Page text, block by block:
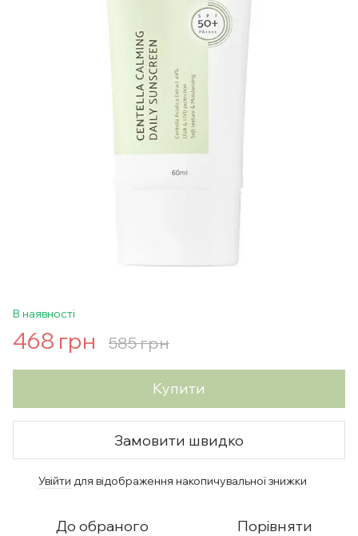
В наявності
468 грн 585 грн
Купити
Замовити швидко
Увійти для відображення накопичувальної знижки
До обраного Порівняти